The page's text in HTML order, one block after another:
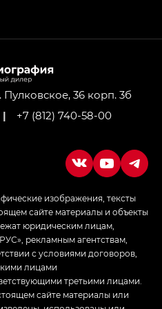
Эль Полный привод —
— GX,
PREMIUM, ЛАУНЖ —
в комплектации
Пулковское, 36 корп. 3б
| +7 (812) 740-58-00
изображения, тексты
сайте материалы и объекты
юридическим лицам,
рекламным агентствам,
с условиями договоров,
лицами
третьими лицами.
сайте материалы или